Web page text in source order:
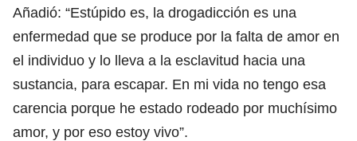
Añadió: “Estúpido es, la drogadicción es una
enfermedad que se produce por la falta de amor en
el individuo y lo lleva a la esclavitud hacia una
sustancia, para escapar. En mi vida no tengo esa
carencia porque he estado rodeado por muchísimo
amor, y por eso estoy vivo”.